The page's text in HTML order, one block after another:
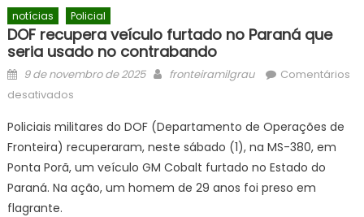
notícias Policial
DOF recupera veículo furtado no Paraná que
seria usado no contrabando
Posted
on
9 de novembro de 2025 Author
fronteiramilgrau
Comentários
desativadosem
recupera
veículo
furtado
no
Policiais militares do DOF (Departamento de Operações de
Fronteira) recuperaram, neste sábado (1), na MS-380, em
Ponta Porã, um veículo GM Cobalt furtado no Estado do
Paraná. Na ação, um homem de 29 anos foi preso em
flagrante.